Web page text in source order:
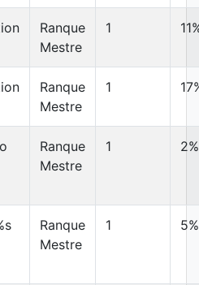
Ranque
Mestre
1
Ranque
Mestre
1
Ranque
Mestre
1 2%
Ranque
Mestre
1 5%